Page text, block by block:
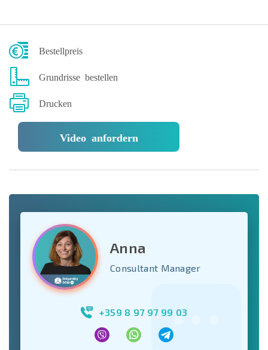
Bestellpreis
Grundrisse bestellen
Drucken
Video anfordern
Anna
Consultant Manager
+359 8 97 97 99 03